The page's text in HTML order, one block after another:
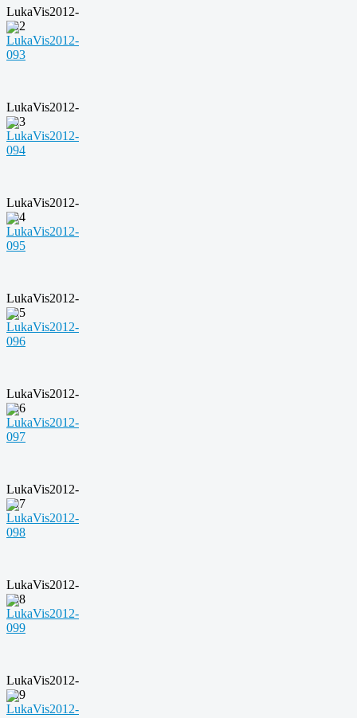
LukaVis2012-
092
LukaVis2012-
093
LukaVis2012-
094
LukaVis2012-
095
LukaVis2012-
096
LukaVis2012-
097
LukaVis2012-
098
LukaVis2012-
099